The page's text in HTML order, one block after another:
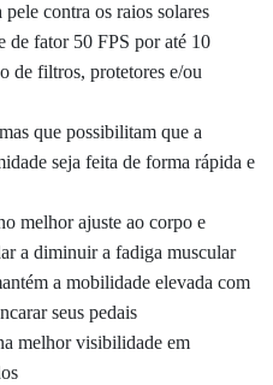
contra os raios solares
de fator 50 FPS por até 10
de filtros, protetores e/ou
que possibilitam que a
seja feita de forma rápida e
melhor ajuste ao corpo e
a diminuir a fadiga muscular
a mobilidade elevada com
seus pedais
melhor visibilidade em